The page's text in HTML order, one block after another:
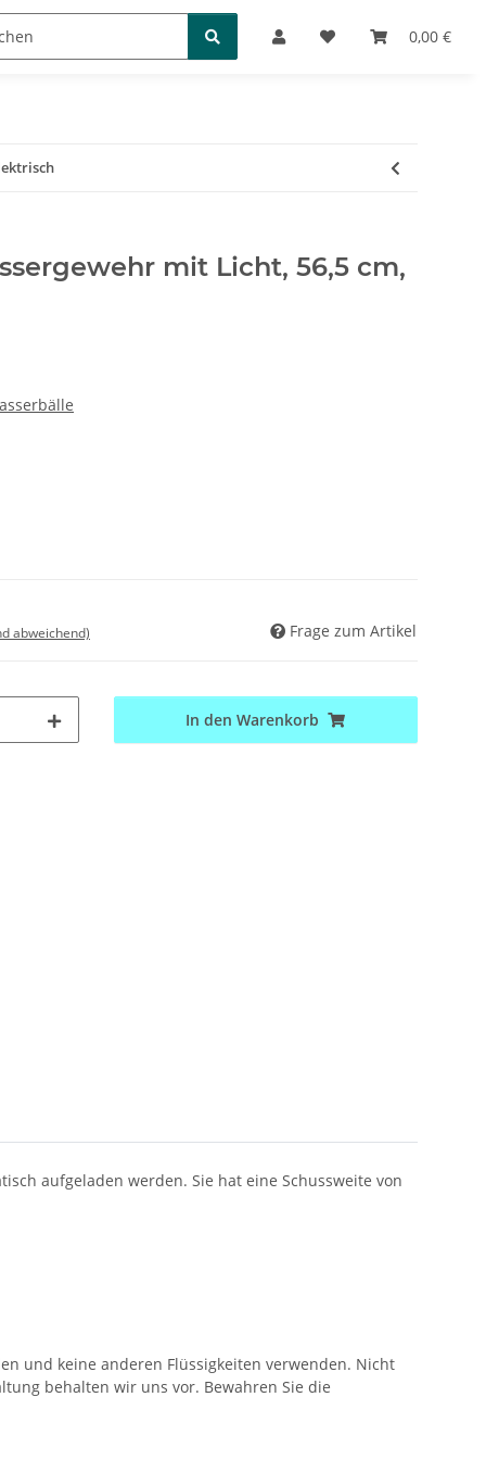
0,00 €
Bücher und Puzzles
mit Licht, 56,5 cm,
abweichend) Frage zum Artikel
In den Warenkorb
aufgeladen werden. Sie hat eine Schussweite von
und keine anderen Flüssigkeiten verwenden. Nicht
behalten wir uns vor. Bewahren Sie die